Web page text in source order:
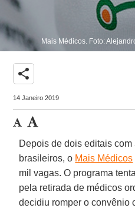
Mais Médicos. Foto:
share
14 Janeiro 2019
Depois de dois editais
brasileiros, o Mais Médicos
mil vagas. O programa
pela retirada de médicos
decidiu romper o convênio